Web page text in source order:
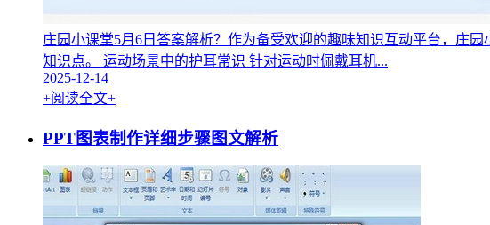
庄园小课堂5月6日答案解析？作为备受欢迎的趣味知识互动平台，庄
知识点。 运动场景中的护耳常识 针对运动时佩戴耳机...
2025-12-14
+阅读全文+
PPT图表制作详细步骤图文解析